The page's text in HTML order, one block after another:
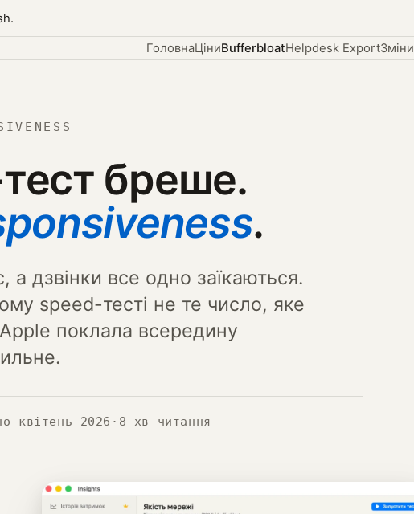
ГоловнаЦіниBufferbloatHelpdesk ExportЗміни
бреше.
.
а дзвінки все одно заїкаються.
speed-тесті не те число, яке
поклала всередину
квітень 2026 · 8 хв читання